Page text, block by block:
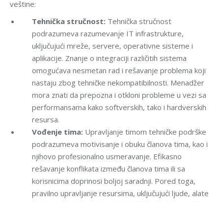
veštine:
Tehnička stručnost: Tehnička stručnost
podrazumeva razumevanje IT infrastrukture,
uključujući mreže, servere, operativne sisteme i
aplikacije. Znanje o integraciji različitih sistema
omogućava nesmetan rad i rešavanje problema koji
nastaju zbog tehničke nekompatibilnosti. Menadžer
mora znati da prepozna i otkloni probleme u vezi sa
performansama kako softverskih, tako i hardverskih
resursa.
Vođenje tima: Upravljanje timom tehničke podrške
podrazumeva motivisanje i obuku članova tima, kao i
njihovo profesionalno usmeravanje. Efikasno
rešavanje konflikata između članova tima ili sa
korisnicima doprinosi boljoj saradnji. Pored toga,
pravilno upravljanje resursima, uključujući ljude, alate